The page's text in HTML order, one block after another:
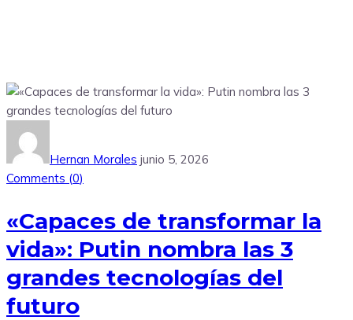
Hernan Morales junio 5, 2026
Comments (0)
«Capaces de transformar la
vida»: Putin nombra las 3
grandes tecnologías del
futuro